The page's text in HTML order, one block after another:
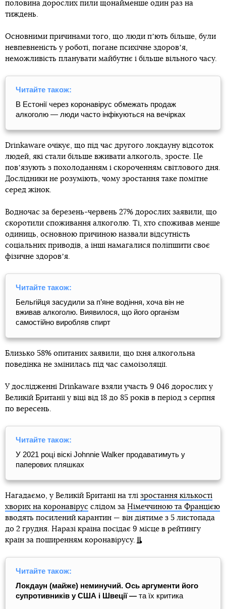
половина дорослих пили щонайменше один раз на
тиждень.
Основними причинами того, що люди пʼють більше, були
невпевненість у роботі, погане психічне здоровʼя,
неможливість планувати майбутнє і більше вільного часу.
Читайте також:
В Естонії через коронавірус обмежать продаж
алкоголю — люди часто інфікуються на вечірках
Drinkaware очікує, що під час другого локдауну відсоток
людей, які стали більше вживати алкоголь, зросте. Це
повʼязують з похолоданням і скороченням світлового дня.
Дослідники не розуміють, чому зростання таке помітне
серед жінок.
Водночас за березень-червень 27% дорослих заявили, що
скоротили споживання алкоголю. Ті, хто споживав менше
одиниць, основною причиною назвали відсутність
соціальних приводів, а інші намагалися поліпшити своє
фізичне здоровʼя.
Читайте також:
Бельгійця засудили за п’яне водіння, хоча він не
вживав алкоголю. Виявилося, що його організм
самостійно виробляв спирт
Близько 58% опитаних заявили, що їхня алкогольна
поведінка не змінилась під час самоізоляції.
У дослідженні Drinkaware взяли участь 9 046 дорослих у
Великій Британії у віці від 18 до 85 років в період з серпня
по вересень.
Читайте також:
У 2021 році віскі Johnnie Walker продаватимуть у
паперових пляшках
Нагадаємо, у Великій Британії на тлі зростання кількості
хворих на коронавірус слідом за Німеччиною та Францією
вводять посилений карантин — він діятиме з 5 листопада
до 2 грудня. Наразі країна посідає 9 місце в рейтингу
країн за поширенням коронавірусу.
Читайте також:
Локдаун (майже) неминучий. Ось аргументи його
супротивників у США і Швеції — та їх критика